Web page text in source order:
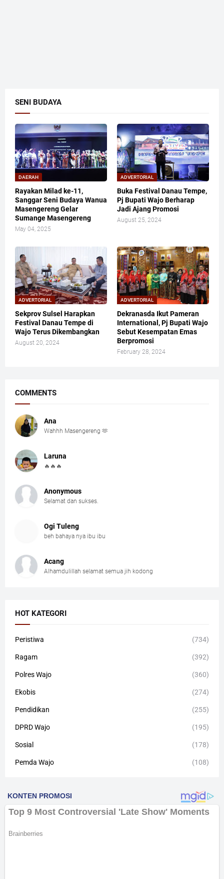
SENI BUDAYA
DAERAH
Rayakan Milad ke-11,
Sanggar Seni Budaya Wanua
Masengereng Gelar
Sumange Masengereng
May 04, 2025
ADVERTORIAL
Buka Festival Danau Tempe,
Pj Bupati Wajo Berharap
Jadi Ajang Promosi
August 25, 2024
ADVERTORIAL
Sekprov Sulsel Harapkan
Festival Danau Tempe di
Wajo Terus Dikembangkan
August 20, 2024
ADVERTORIAL
Dekranasda Ikut Pameran
International, Pj Bupati Wajo
Sebut Kesempatan Emas
Berpromosi
February 28, 2024
COMMENTS
Ana
Wahhh Masengereng 🫶
Laruna
🔥🔥🔥
Anonymous
Selamat dan sukses.
Ogi Tuleng
beh bahaya nya ibu ibu
Acang
Alhamdulillah selamat semua jih kodong
HOT KATEGORI
Peristiwa (734)
Ragam (392)
Polres Wajo (360)
Ekobis (274)
Pendidikan (255)
DPRD Wajo (195)
Sosial (178)
Pemda Wajo (108)